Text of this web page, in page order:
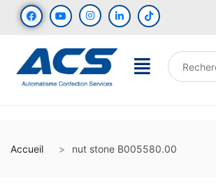
Accueil nut stone B005580.00